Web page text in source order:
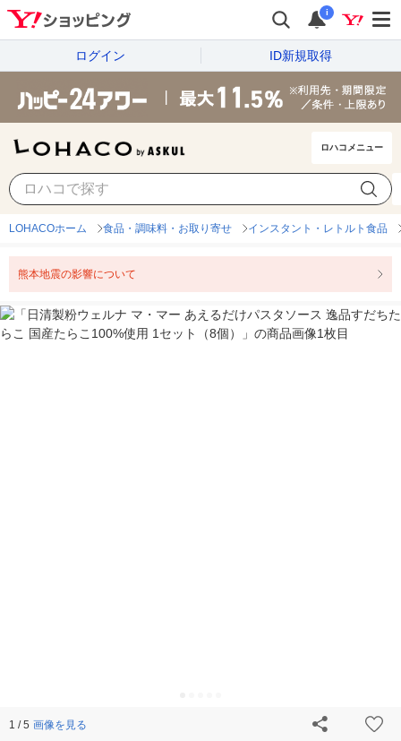
i
ログイン ID新規取得
ロハコメニュー
LOHACOホーム 食品・調味料・お取り寄せ インスタント・レトルト食品
熊本地震の影響について
1 / 5 画像を見る